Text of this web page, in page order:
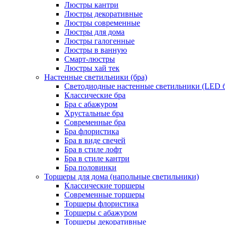
Люстры кантри
Люстры декоративные
Люстры современные
Люстры для дома
Люстры галогенные
Люстры в ванную
Смарт-люстры
Люстры хай тек
Настенные светильники (бра)
Светодиодные настенные светильники (LED
Классические бра
Бра с абажуром
Хрустальные бра
Современные бра
Бра флористика
Бра в виде свечей
Бра в стиле лофт
Бра в стиле кантри
Бра половинки
Торшеры для дома (напольные светильники)
Классические торшеры
Современные торшеры
Торшеры флористика
Торшеры с абажуром
Торшеры декоративные